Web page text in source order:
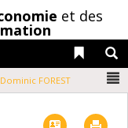
et des
Liens
Dominic FOREST
Vcard